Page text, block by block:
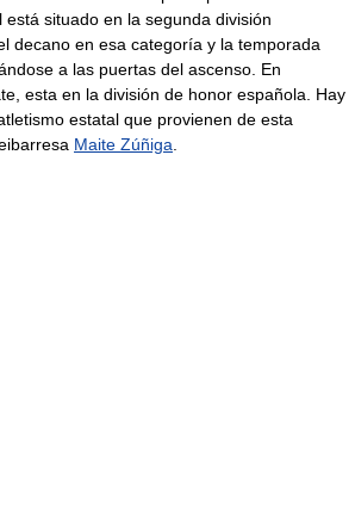
está situado en la segunda división
decano en esa categoría y la temporada
a las puertas del ascenso. En
esta en la división de honor española. Hay
estatal que provienen de esta
Maite Zúñiga.